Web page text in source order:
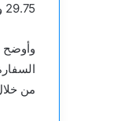
29.75 و60 دولارا، تودع في حسابه المصرفي الشخصي.
وأوضح
من